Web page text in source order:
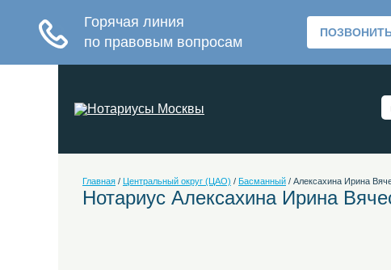
Главная / Центральный округ (ЦАО) / Басманный / Алексахина Ирина
Нотариус Алексахина Ирина